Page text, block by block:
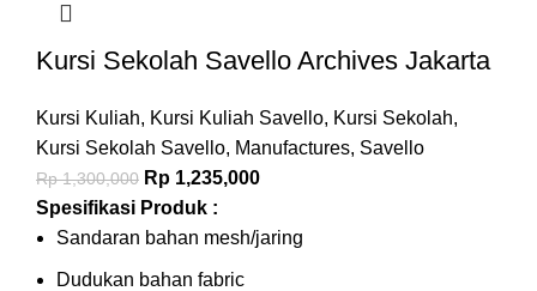
Kursi Sekolah Savello Archives Jakarta
Kursi Kuliah, Kursi Kuliah Savello, Kursi Sekolah,
Kursi Sekolah Savello, Manufactures, Savello
Rp1,300,000 Rp 1,235,000
Spesifikasi Produk :
Sandaran bahan mesh/jaring
Dudukan bahan fabric